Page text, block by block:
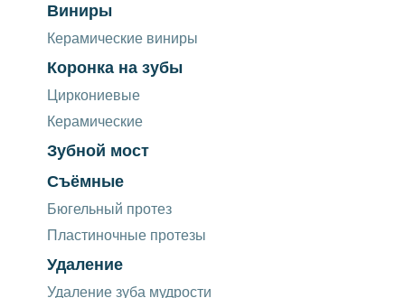
Виниры
Керамические виниры
Коронка на зубы
Циркониевые
Керамические
Зубной мост
Съёмные
Бюгельный протез
Пластиночные протезы
Удаление
Удаление зуба мудрости